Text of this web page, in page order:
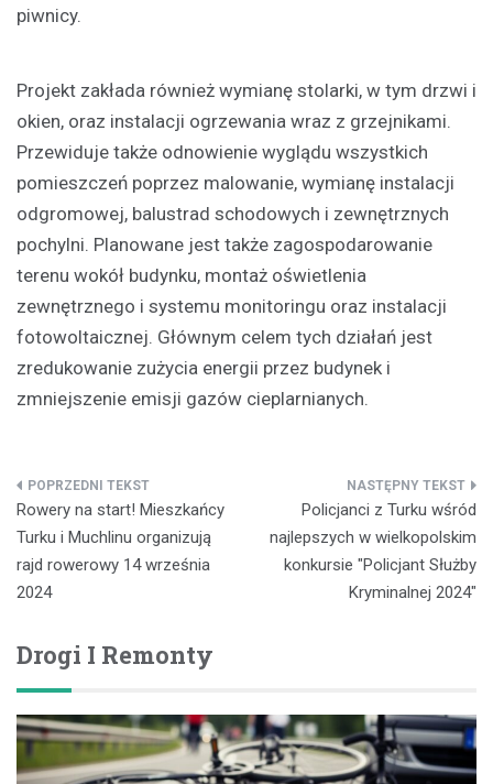
piwnicy.
Projekt zakłada również wymianę stolarki, w tym drzwi i
okien, oraz instalacji ogrzewania wraz z grzejnikami.
Przewiduje także odnowienie wyglądu wszystkich
pomieszczeń poprzez malowanie, wymianę instalacji
odgromowej, balustrad schodowych i zewnętrznych
pochylni. Planowane jest także zagospodarowanie
terenu wokół budynku, montaż oświetlenia
zewnętrznego i systemu monitoringu oraz instalacji
fotowoltaicznej. Głównym celem tych działań jest
zredukowanie zużycia energii przez budynek i
zmniejszenie emisji gazów cieplarnianych.
Nawigacja
wpisu
Rowery na start! Mieszkańcy
Turku i Muchlinu organizują
rajd rowerowy 14 września
2024
Policjanci z Turku wśród
najlepszych w wielkopolskim
konkursie "Policjant Służby
Kryminalnej 2024"
Drogi I Remonty